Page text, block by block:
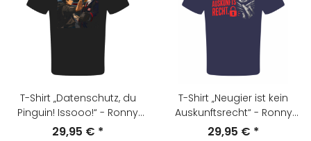
T-Shirt „Datenschutz, du
Pinguin! Issooo!“ - Ronny
Positiv
29,95 € *
T-Shirt „Neugier ist kein
Auskunftsrecht“ - Ronny
Positv
29,95 € *